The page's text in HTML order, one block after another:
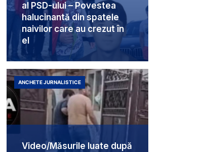
al PSD-ului – Povestea
halucinantă din spatele
naivilor care au crezut în
el
Video/Măsurile luate după
ANCHETE JURNALISTICE